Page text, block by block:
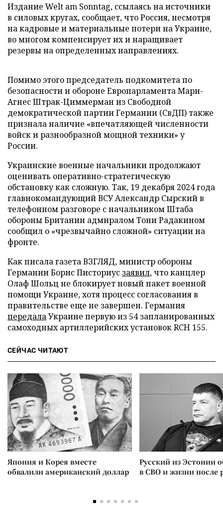
Издание Welt am Sonntag, ссылаясь на источники
в силовых кругах, сообщает, что Россия, несмотря
на кадровые и материальные потери на Украине,
во многом компенсирует их и наращивает
резервы на определенных направлениях.
Помимо этого председатель подкомитета по
безопасности и обороне Европарламента Мари-
Агнес Штрак-Циммерман из Свободной
демократической партии Германии (СвДП) также
признала наличие «впечатляющей численности
войск и разнообразной мощной техники» у
России.
Украинские военные начальники продолжают
оценивать оперативно-стратегическую
обстановку как сложную. Так, 19 декабря 2024 года
главнокомандующий ВСУ Александр Сырский в
телефонном разговоре с начальником Штаба
обороны Британии адмиралом Тони Радакином
сообщил о «чрезвычайно сложной» ситуации на
фронте.
Как писала газета ВЗГЛЯД, министр обороны
Германии Борис Писториус заявил, что канцлер
Олаф Шольц не блокирует новый пакет военной
помощи Украине, хотя процесс согласования в
правительстве еще не завершен. Германия
передалаУкраине первую из 54 запланированных
самоходных артиллерийских установок RCH 155.
СЕЙЧАС ЧИТАЮТ
Япония и Корея вместе
обвалили американский доллар
Русский из Эстонии
в СВО и жизни после